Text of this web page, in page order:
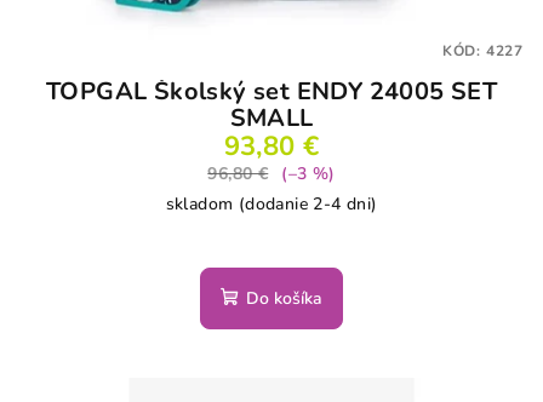
TOPGAL Školský set ENDY 24005 SET
SMALL
93,80 €
96,80 €
(–3 %)
skladom (dodanie 2-4 dni)
Do košíka
KÓD: 4227